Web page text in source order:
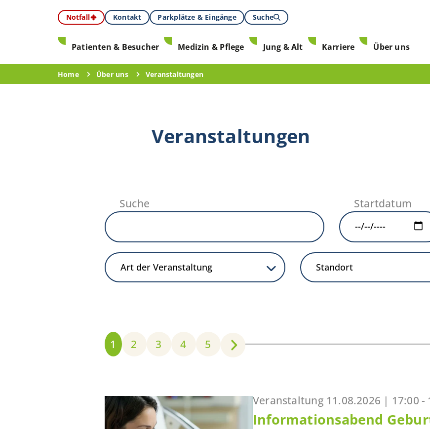
Notfall Kontakt Parkplätze & Eingänge Suche
Patienten & Besucher Medizin & Pflege Jung & Alt Karriere Über uns
Home Über uns Veranstaltungen
Veranstaltungen
Suche Startdatum
1 2 3 4 5
Veranstaltung 11.08.2026 | 17:00 -
Informationsabend